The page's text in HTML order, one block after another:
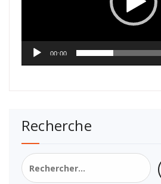
00:00
Recherche